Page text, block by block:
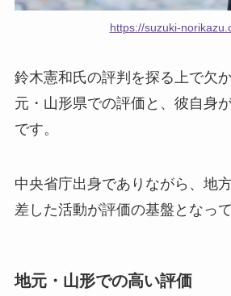
https://suzuki-
鈴木憲和氏の評判を探る上で欠
元・山形県での評価と、彼自身
です。
中央省庁出身でありながら、地
差した活動が評価の基盤となって
地元・山形での高い評価